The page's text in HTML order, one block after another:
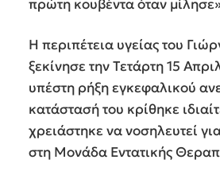
πρώτη κουβέντα όταν
Η περιπέτεια υγείας του
ξεκίνησε την Τετάρτη 15
υπέστη ρήξη εγκεφαλικού
κατάστασή του κρίθηκε
χρειάστηκε να νοσηλευτεί
στη Μονάδα Εντατικής